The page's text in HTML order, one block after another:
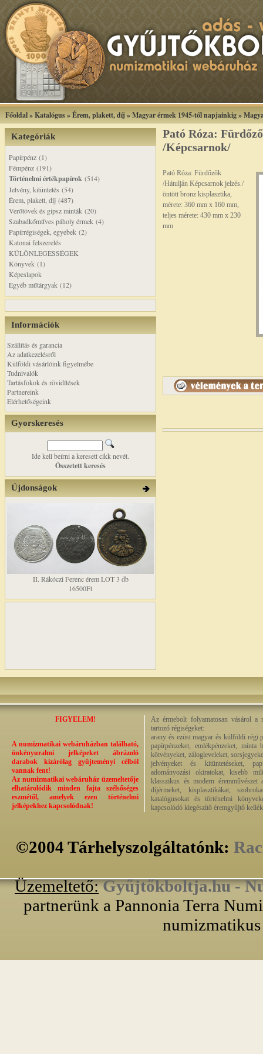
Főoldal»Katalógus»Érem, plakett, díj »Magyar érmek 1945-től napjainkig»
Kategóriák
Papírpénz (1)
Fémpénz (191)
Történelmi értékpapírok (514)
Jelvény, kitüntetés (54)
Érem, plakett, díj (487)
Verőtövek és gipsz minták (20)
Szabadkőműves páholy érmek (4)
Papírrégiségek, egyebek (2)
Katonai felszerelés
KÜLÖNLEGESSÉGEK
Könyvek (1)
Képeslapok
Egyéb műtárgyak (12)
Információk
Szállítás és garancia
Az adatkezelésről
Külföldi vásárlóink figyelmébe
Tudnivalók
Tartásfokok és rövidítések
Partnereink
Elérhetőségeink
Gyorskeresés
Ide kell beírni a keresett cikk nevét.
Összetett keresés
Újdonságok
II. Rákóczi Ferenc érem LOT 3 db
16500Ft
Pató Róza:
/Képcsarnok/
Pató Róza: Fürdőzők
/Hátulján Képcsarnok jelzés./
öntött bronz kisplasztika,
mérete: 360 mm x 160 mm,
teljes mérete: 430 mm x 230
mm
FIGYELEM!
A numizmatikai webáruházban található,
önkényuralmi jelképeket ábrázoló
darabok kizárólag gyűjteményi célból
vannak fent!
Az numizmatikai webáruház üzemeltetője
elhatárolódik minden fajta szélsőséges
eszmétől, amelyek ezen történelmi
jelképekhez kapcsolódnak!
Az érmebolt folyamatosan vásárol a
tartozó régiségeket:
arany és ezüst magyar és külföldi régi
papírpénzeket, emlékpénzeket, minta
kötvényeket, zálogleveleket,
jelvényeket és kitüntetéseket,
adományozási okiratokat, kisebb
klasszikus és modern éremművészet
díjérmeket, kisplasztikákat,
katalógusokat és történelmi
kapcsolódó kiegészítő éremgyűjtő
©2004 Tárhelyszolgáltatónk:
Üzemeltető: Gyűjtőkboltja.hu -
partnerünk a Pannonia Terra
numizmatikus